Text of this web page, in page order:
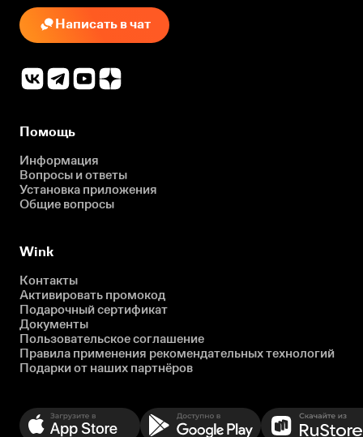
Написать в чат
Помощь
Информация
Вопросы и ответы
Установка приложения
Общие вопросы
Wink
Контакты
Активировать промокод
Подарочный сертификат
Документы
Пользовательское соглашение
Правила применения рекомендательных технологий
Подарки от наших партнёров